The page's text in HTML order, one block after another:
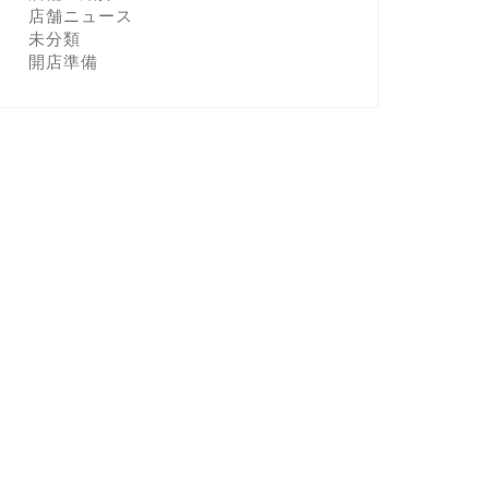
店舗ニュース
未分類
開店準備